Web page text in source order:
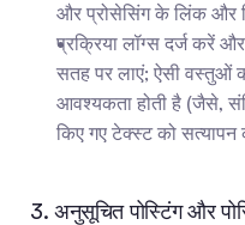
और प्रोसेसिंग के लिंक और
प्रक्रिया लॉग्स दर्ज करें
सतह पर लाएं; ऐसी वस्तुओं
आवश्यकता होती है (जैसे,
किए गए टेक्स्ट को
3. अनुसूचित पोस्टिंग और